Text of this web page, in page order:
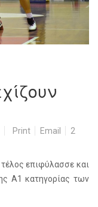
Print Email
2
επιφύλασσε και
Α1 κατηγορίας των